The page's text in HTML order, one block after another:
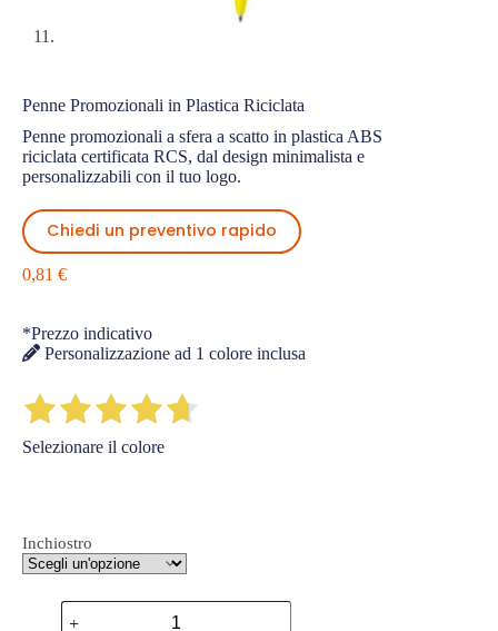
Penne Promozionali in Plastica Riciclata
Penne promozionali a sfera a scatto in plastica ABS
riciclata certificata RCS, dal design minimalista e
personalizzabili con il tuo logo.
Chiedi un preventivo rapido
0,81 €
*Prezzo indicativo
Personalizzazione ad 1 colore inclusa
Selezionare il colore
Inchiostro
Penne